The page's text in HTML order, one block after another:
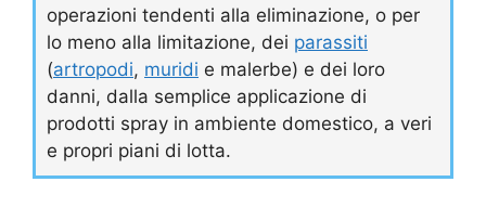
operazioni tendenti alla eliminazione, o per
lo meno alla limitazione, dei parassiti
(artropodi, muridi e malerbe) e dei loro
danni, dalla semplice applicazione di
prodotti spray in ambiente domestico, a veri
e propri piani di lotta.